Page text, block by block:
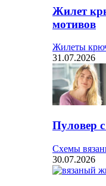
Жилет
мотивов
Жилеты
31.07.2026
Пуловер
Схемы
30.07.2026